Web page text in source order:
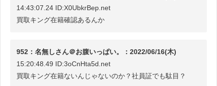
14:43:07.24 ID:X0UbkrBep.net
買取キング在籍確認あるんか
952：名無しさん＠お腹いっぱい。：2022/06/16(木)
15:20:48.49 ID:3oCnHta5d.net
買取キング在籍ないんじゃないのか？社員証でも駄目？